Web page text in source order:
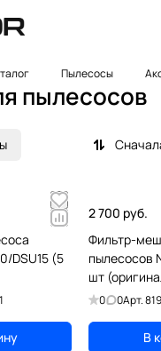
Пылесосы
пылесосов
DSU15 (5
2 700 руб.
Фильтр-
пылесосов
шт
0 0Арт.
В